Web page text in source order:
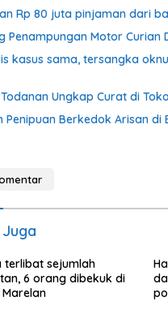
Rp 80 juta pinjaman dari
Penampungan Motor Curian
kasus sama, tersangka
Ungkap Curat di
Penipuan Berkedok Arisan
terlibat sejumlah
6 orang dibekuk di